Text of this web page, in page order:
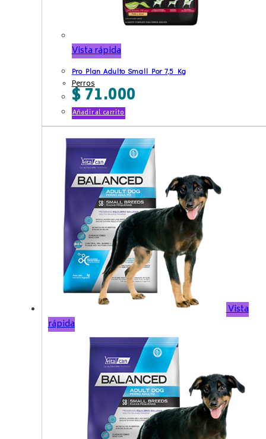
Vista rápida
Pro Plan Adulto Small Por 7,5 Kg
Perros
$71.000
Añadir al carrito
Vista
rápida